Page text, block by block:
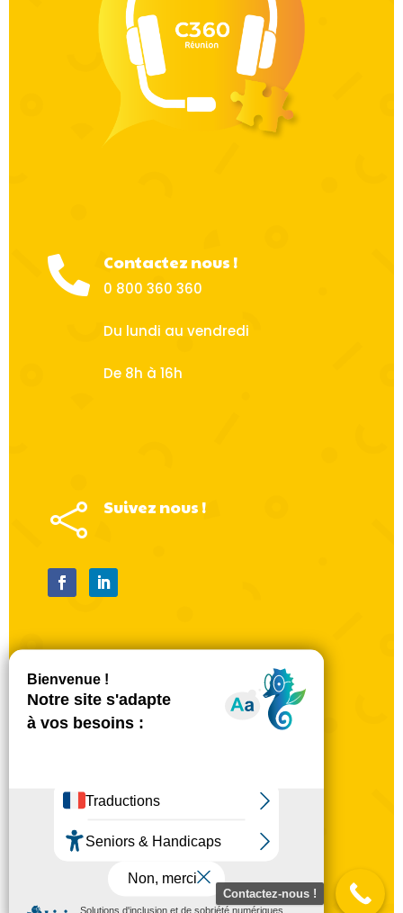
 Contactez nous !
0 800 360 360
Du lundi au vendredi
De 8h à 16h
 Suivez nous !
Mentions légales
Contactez-nous !